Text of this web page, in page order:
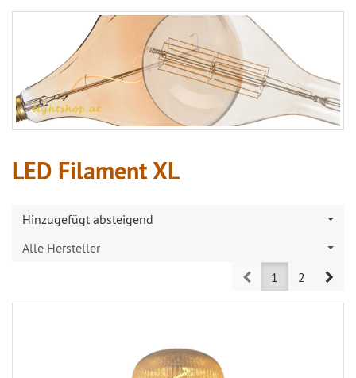
LED Filament XL
Hinzugefügt absteigend
Alle Hersteller
Prev1 2